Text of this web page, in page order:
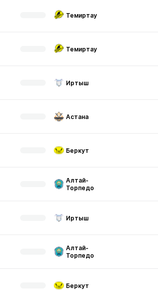
Темиртау
Темиртау
Иртыш
Астана
Беркут
Алтай-
Торпедо
Иртыш
Алтай-
Торпедо
Беркут